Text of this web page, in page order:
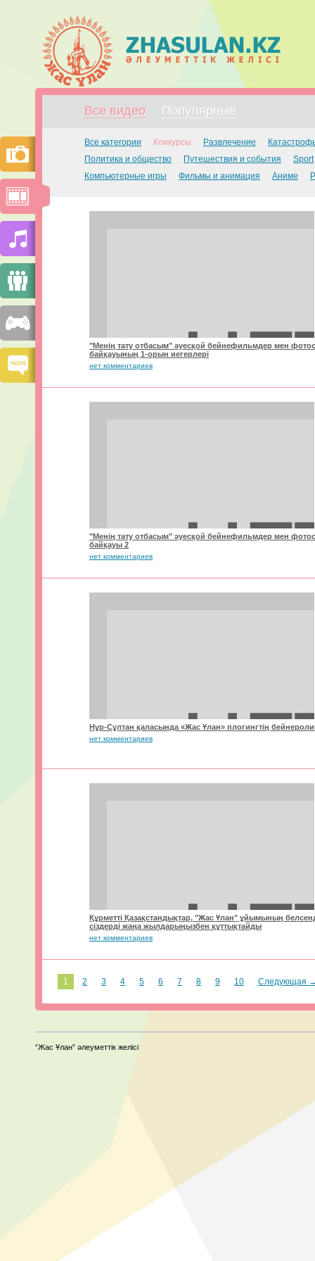
Все видео Популярные
Все категории Конкурсы Развлечение
Политика и общество
Путешествия и события
Sport
Компьютерные игры
Фильмы и анимация Аниме
"Менің тату отбасым" әуесқой бейнефильмдер мен
байқауының 1-орын иегерлері
нет комментариев
"Менің тату отбасым" әуесқой бейнефильмдер мен
байқауы 2
нет комментариев
Нұр-Сұлтан қаласында «Жас Ұлан» плогингтің
нет комментариев
Құрметті Қазақстандықтар, "Жас Ұлан" ұйымының
сіздерді жаңа жылдарыңызбен құттықтайды
нет комментариев
1 2 3 4 5 6 7 8 9 10 Следующая
“Жас Ұлан” әлеуметтік желісі